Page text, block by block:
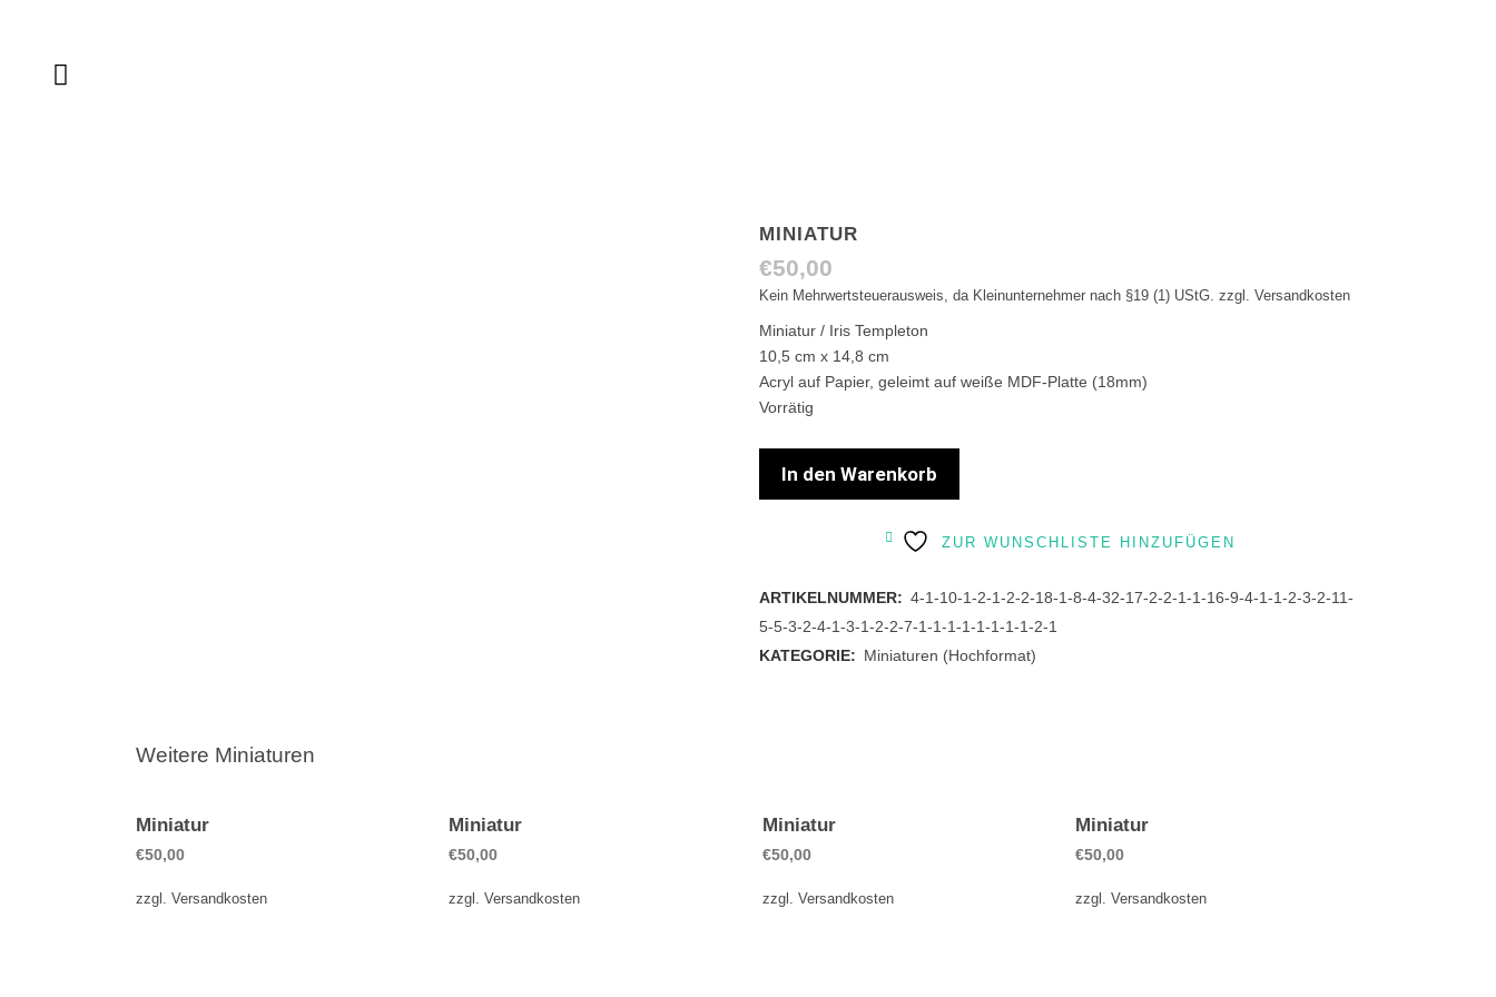
MINIATUR
€50,00
Kein Mehrwertsteuerausweis, da Kleinunternehmer nach §19 (1) UStG. zzgl. Versandkosten
Miniatur / Iris Templeton
10,5 cm x 14,8 cm
Acryl auf Papier, geleimt auf weiße MDF-Platte (18mm)
Vorrätig
Miniatur
In den Warenkorb
ZUR WUNSCHLISTE HINZUFÜGEN
ARTIKELNUMMER: 4-1-10-1-2-1-2-2-18-1-8-4-32-17-2-2-1-1-16-9-4-1-1-2-3-2-11-
5-5-3-2-4-1-3-1-2-2-7-1-1-1-1-1-1-1-1-2-1
KATEGORIE: Miniaturen (Hochformat)
Weitere Miniaturen
Miniatur
€50,00
zzgl. Versandkosten
Miniatur
€50,00
zzgl.Versandkosten
Miniatur
€50,00
zzgl. Versandkosten
Miniatur
€50,00
zzgl. Versandkosten